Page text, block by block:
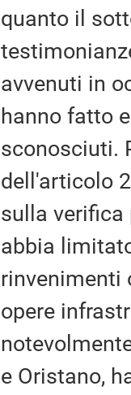
quanto il
avvenuti in
hanno fatto
sconosciuti.
dell'articolo
sulla verifica
abbia
rinvenimenti
opere
e Oristano,